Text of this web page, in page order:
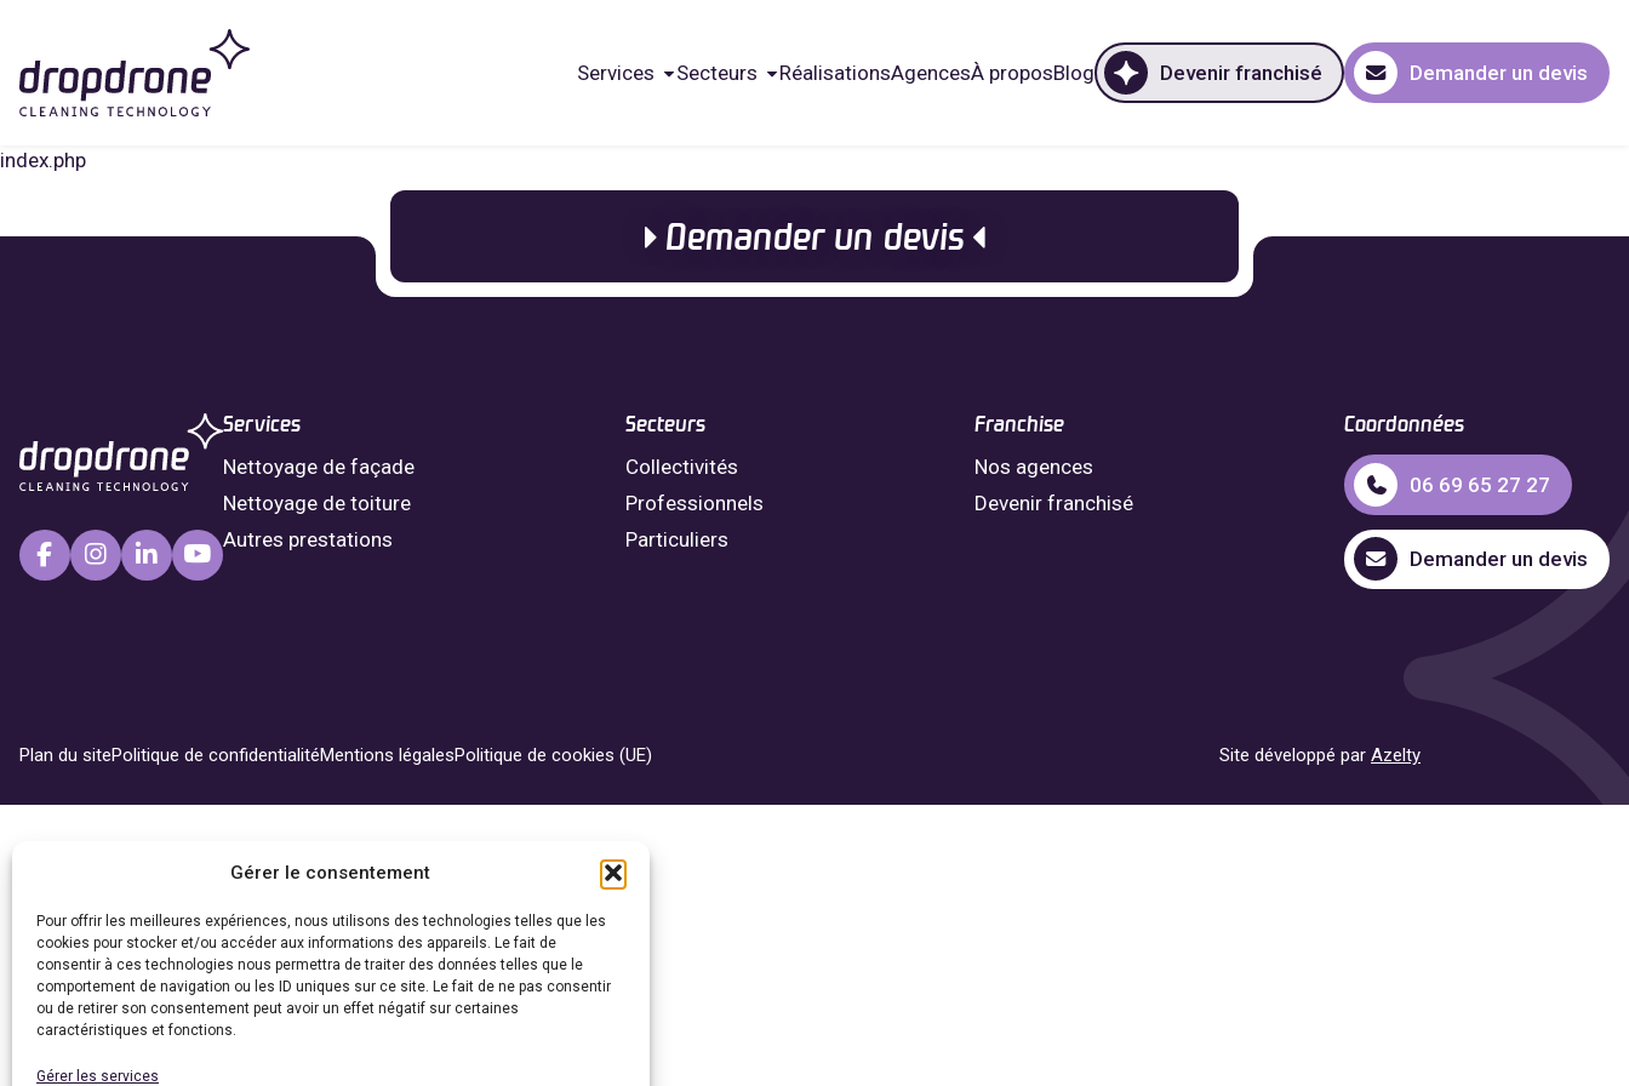
Gérer le consentement
Pour offrir les meilleures expériences, nous utilisons des technologies telles que les
cookies pour stocker et/ou accéder aux informations des appareils. Le fait de
consentir à ces technologies nous permettra de traiter des données telles que le
comportement de navigation ou les ID uniques sur ce site. Le fait de ne pas consentir
ou de retirer son consentement peut avoir un effet négatif sur certaines
caractéristiques et fonctions.
Gérer les services
Services Secteurs RéalisationsAgencesÀ proposBlog Devenir franchisé Demander un devis
index.php
Demander un devis
Services
Nettoyage de façade
Nettoyage de toiture
Autres prestations
Secteurs
Collectivités
Professionnels
Particuliers
Franchise
Nos agences
Devenir franchisé
Coordonnées
06 69 65 27 27
Demander un devis
Plan du sitePolitique de confidentialitéMentions légalesPolitique de cookies (UE) Site développé par Azelty